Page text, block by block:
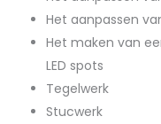
Het aanpassen
Het maken van
LED spots
Tegelwerk
Stucwerk